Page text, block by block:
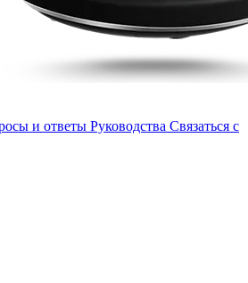
и ответы Руководства Связаться с